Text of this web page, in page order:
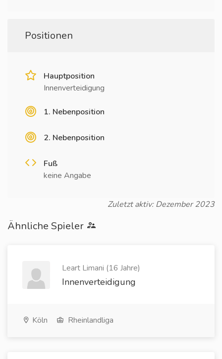
Positionen
Hauptposition
Innenverteidigung
1. Nebenposition
2. Nebenposition
Fuß
keine Angabe
Zuletzt aktiv: Dezember 2023
Ähnliche Spieler
Leart Limani (16 Jahre)
Innenverteidigung
Köln Rheinlandliga